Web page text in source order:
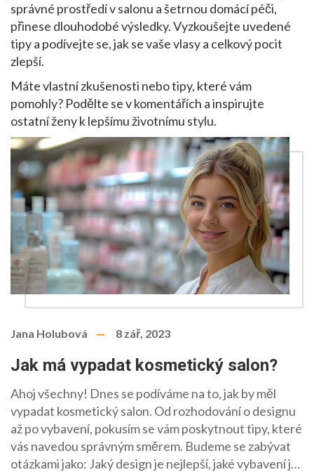
správné prostředí v salonu a šetrnou domácí péči,
přinese dlouhodobé výsledky. Vyzkoušejte uvedené
tipy a podívejte se, jak se vaše vlasy a celkový pocit
zlepší.
Máte vlastní zkušenosti nebo tipy, které vám
pomohly? Podělte se v komentářích a inspirujte
ostatní ženy k lepšímu životnímu stylu.
Jana Holubová 8 zář, 2023
Jak má vypadat kosmetický salon?
Ahoj všechny! Dnes se podíváme na to, jak by měl
vypadat kosmetický salon. Od rozhodování o designu
až po vybavení, pokusím se vám poskytnout tipy, které
vás navedou správným směrem. Budeme se zabývat
otázkami jako: Jaký design je nejlepší, jaké vybavení je